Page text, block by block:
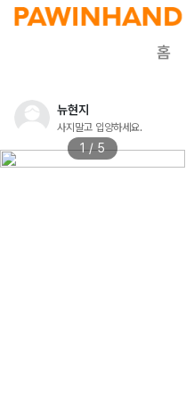
홈
뉴현지
사지말고 입양하세요.
1 / 5